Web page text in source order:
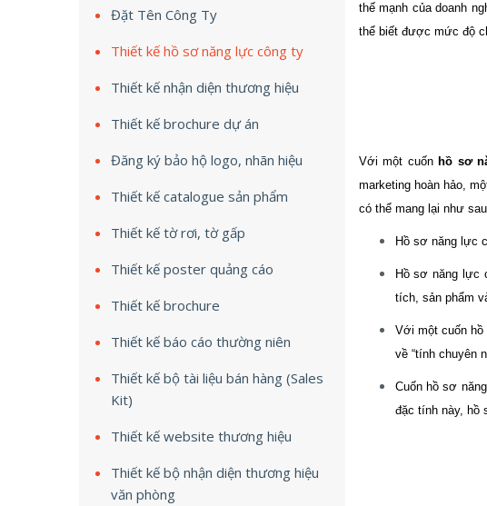
thế mạnh của doanh
thể biết được mức độ
Với một cuốn hồ sơ
marketing hoàn hảo,
có thể mang lại như
Hồ sơ năng lực
Hồ sơ năng lực
tích, sản phẩm
Với một cuốn
về “tính chuyên
Cuốn hồ sơ
đặc tính này, hồ
Đặt Tên Công Ty
Thiết kế hồ sơ năng lực công ty
Thiết kế nhận diện thương hiệu
Thiết kế brochure dự án
Đăng ký bảo hộ logo, nhãn hiệu
Thiết kế catalogue sản phẩm
Thiết kế tờ rơi, tờ gấp
Thiết kế poster quảng cáo
Thiết kế brochure
Thiết kế báo cáo thường niên
Thiết kế bộ tài liệu bán hàng (Sales
Kit)
Thiết kế website thương hiệu
Thiết kế bộ nhận diện thương hiệu
văn phòng